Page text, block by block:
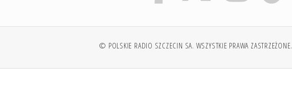
© POLSKIE RADIO SZCZECIN SA. WSZYSTKIE PRAWA ZASTRZEŻONE.